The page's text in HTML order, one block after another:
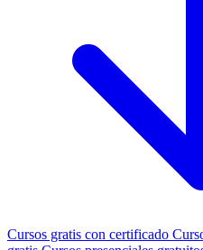
Cursos gratis con certificado